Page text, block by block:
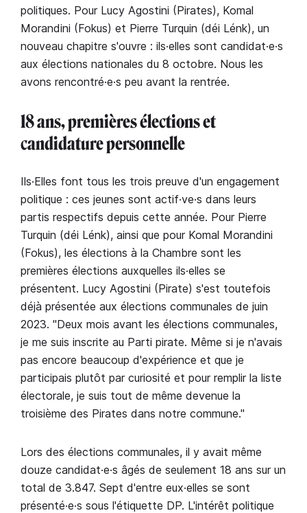
politiques. Pour Lucy Agostini (Pirates), Komal
Morandini (Fokus) et Pierre Turquin (déi Lénk), un
nouveau chapitre s'ouvre : ils·elles sont candidat·e·s
aux élections nationales du 8 octobre. Nous les
avons rencontré·e·s peu avant la rentrée.
18 ans, premières élections et
candidature personnelle
Ils·Elles font tous les trois preuve d'un engagement
politique : ces jeunes sont actif·ve·s dans leurs
partis respectifs depuis cette année. Pour Pierre
Turquin (déi Lénk), ainsi que pour Komal Morandini
(Fokus), les élections à la Chambre sont les
premières élections auxquelles ils·elles se
présentent. Lucy Agostini (Pirate) s'est toutefois
déjà présentée aux élections communales de juin
2023. "Deux mois avant les élections communales,
je me suis inscrite au Parti pirate. Même si je n'avais
pas encore beaucoup d'expérience et que je
participais plutôt par curiosité et pour remplir la liste
électorale, je suis tout de même devenue la
troisième des Pirates dans notre commune."
Lors des élections communales, il y avait même
douze candidat·e·s âgés de seulement 18 ans sur un
total de 3.847. Sept d'entre eux·elles se sont
présenté·e·s sous l'étiquette DP. L'intérêt politique